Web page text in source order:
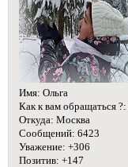
Имя: Ольга
Как к вам обращаться ?:
Откуда: Москва
Сообщений: 6423
Уважение: +306
Позитив: +147